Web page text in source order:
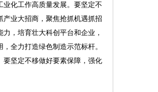
化工作高质量发展。要坚定不
业大招商，聚焦抢抓机遇抓招
，培育壮大科创平台和企业，
全力打造绿色制造示范标杆。
坚定不移做好要素保障，强化